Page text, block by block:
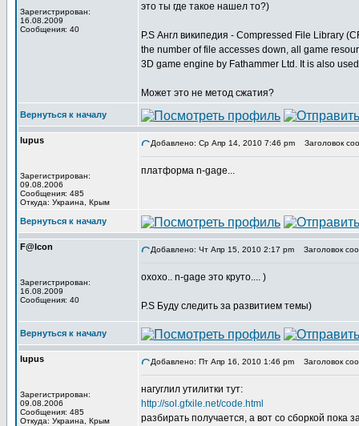
Зарегистрирован:
16.08.2009
Сообщения: 40
это ты где такое нашел то?)
P.S Англ википедия - Compressed File Library
the number of file accesses down, all game
3D game engine by Fathammer Ltd. It is also
Может это не метод сжатия?
Вернуться к началу
lupus
Зарегистрирован:
09.08.2006
Сообщения: 485
Откуда: Украина, Крым
Добавлено: Ср Апр 14, 2010 7:46 pm Заголовок
платформа n-gage...
Вернуться к началу
F@lcon
Зарегистрирован:
16.08.2009
Сообщения: 40
Добавлено: Чт Апр 15, 2010 2:17 pm Заголовок
охохо.. n-gage это круто.... )
P.S Буду следить за развитием темы)
Вернуться к началу
lupus
Зарегистрирован:
09.08.2006
Сообщения: 485
Откуда: Украина, Крым
Добавлено: Пт Апр 16, 2010 1:46 pm Заголовок
нагуглил утилитки тут:
http://sol.gfxile.net/code.html
разбирать получается, а вот со сборкой пока